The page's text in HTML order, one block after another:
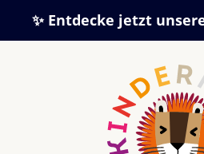
✨ Entdecke jetzt